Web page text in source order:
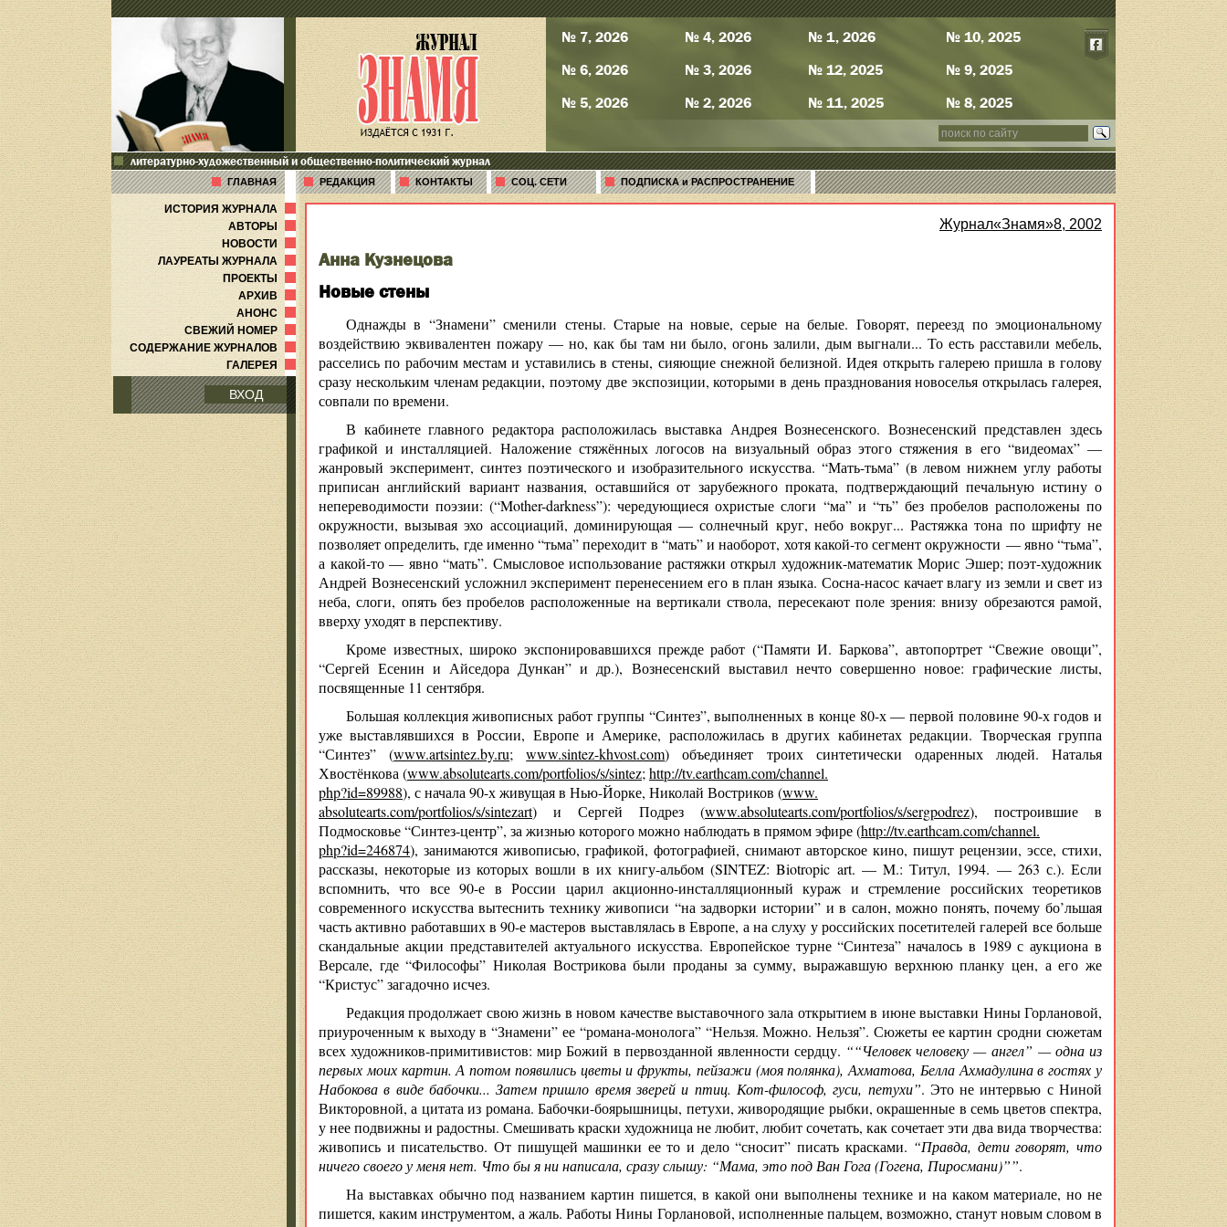
№ 7, 2026
№ 6, 2026
№ 5, 2026
№ 4, 2026
№ 3, 2026
№ 2, 2026
№ 1, 2026
№ 12, 2025
№ 11, 2025
№ 10, 2025
№ 9, 2025
№ 8, 2025
литературно-художественный и общественно-политический журнал
ГЛАВНАЯ РЕДАКЦИЯ КОНТАКТЫ СОЦ. СЕТИ ПОДПИСКА и РАСПРОСТРАНЕНИЕ
ИСТОРИЯ ЖУРНАЛА
АВТОРЫ
НОВОСТИ
ЛАУРЕАТЫ ЖУРНАЛА
ПРОЕКТЫ
АРХИВ
АНОНС
СВЕЖИЙ НОМЕР
СОДЕРЖАНИЕ ЖУРНАЛОВ
ГАЛЕРЕЯ
ВХОД
Журнал«Знамя»8, 2002
Анна Кузнецова
Новые стены
Однажды в “Знамени” сменили стены. Старые на новые, серые на белые. Говорят, переезд по эмоциональному
воздействию эквивалентен пожару — но, как бы там ни было, огонь залили, дым выгнали... То есть расставили мебель,
расселись по рабочим местам и уставились в стены, сияющие снежной белизной. Идея открыть галерею пришла в голову
сразу нескольким членам редакции, поэтому две экспозиции, которыми в день празднования новоселья открылась галерея,
совпали по времени.
В кабинете главного редактора расположилась выставка Андрея Вознесенского. Вознесенский представлен здесь
графикой и инсталляцией. Наложение стяжённых логосов на визуальный образ этого стяжения в его “видеомах” —
жанровый эксперимент, синтез поэтического и изобразительного искусства. “Мать-тьма” (в левом нижнем углу работы
приписан английский вариант названия, оставшийся от зарубежного проката, подтверждающий печальную истину о
непереводимости поэзии: (“Mother-darkness”): чередующиеся охристые слоги “ма” и “ть” без пробелов расположены по
окружности, вызывая эхо ассоциаций, доминирующая — солнечный круг, небо вокруг... Растяжка тона по шрифту не
позволяет определить, где именно “тьма” переходит в “мать” и наоборот, хотя какой-то сегмент окружности — явно “тьма”,
а какой-то — явно “мать”. Смысловое использование растяжки открыл художник-математик Морис Эшер; поэт-художник
Андрей Вознесенский усложнил эксперимент перенесением его в план языка. Сосна-насос качает влагу из земли и свет из
неба, слоги, опять без пробелов расположенные на вертикали ствола, пересекают поле зрения: внизу обрезаются рамой,
вверху уходят в перспективу.
Кроме известных, широко экспонировавшихся прежде работ (“Памяти И. Баркова”, автопортрет “Свежие овощи”,
“Сергей Есенин и Айседора Дункан” и др.), Вознесенский выставил нечто совершенно новое: графические листы,
посвященные 11 сентября.
Большая коллекция живописных работ группы “Синтез”, выполненных в конце 80-х — первой половине 90-х годов и
уже выставлявшихся в России, Европе и Америке, расположилась в других кабинетах редакции. Творческая группа
“Синтез” (www.artsintez.by.ru;www.sintez-khvost.com) объединяет троих синтетически одаренных людей. Наталья
Хвостёнкова (www.absolutearts.com/portfolios/s/sintez; http://tv.earthcam.com/channel.
php?id=89988), с начала 90-х живущая в Нью-Йорке, Николай Востриков (www.
absolutearts.com/portfolios/s/sintezart) и Сергей Подрез (www.absolutearts.com/portfolios/s/sergpodrez), построившие в
Подмосковье “Синтез-центр”, за жизнью которого можно наблюдать в прямом эфире (http://tv.earthcam.com/channel.
php?id=246874), занимаются живописью, графикой, фотографией, снимают авторское кино, пишут рецензии, эссе, стихи,
рассказы, некоторые из которых вошли в их книгу-альбом (SINTEZ: Biotropic art. — M.: Титул, 1994. — 263 с.). Если
вспомнить, что все 90-е в России царил акционно-инсталляционный кураж и стремление российских теоретиков
современного искусства вытеснить технику живописи “на задворки истории” и в салон, можно понять, почему бо’льшая
часть активно работавших в 90-е мастеров выставлялась в Европе, а на слуху у российских посетителей галерей все больше
скандальные акции представителей актуального искусства. Европейское турне “Синтеза” началось в 1989 с аукциона в
Версале, где “Философы” Николая Вострикова были проданы за сумму, выражавшую верхнюю планку цен, а его же
“Кристус” загадочно исчез.
Редакция продолжает свою жизнь в новом качестве выставочного зала открытием в июне выставки Нины Горлановой,
приуроченным к выходу в “Знамени” ее “романа-монолога” “Нельзя. Можно. Нельзя”. Сюжеты ее картин сродни сюжетам
всех художников-примитивистов: мир Божий в первозданной явленности сердцу. ““Человек человеку — ангел” — одна из
первых моих картин. А потом появились цветы и фрукты, пейзажи (моя полянка), Ахматова, Белла Ахмадулина в гостях у
Набокова в виде бабочки... Затем пришло время зверей и птиц. Кот-философ, гуси, петухи”. Это не интервью с Ниной
Викторовной, а цитата из романа. Бабочки-боярышницы, петухи, живородящие рыбки, окрашенные в семь цветов спектра,
у нее подвижны и радостны. Смешивать краски художница не любит, любит сочетать, как сочетает эти два вида творчества:
живопись и писательство. От пишущей машинки ее то и дело “сносит” писать красками. “Правда, дети говорят, что
ничего своего у меня нет. Что бы я ни написала, сразу слышу: “Мама, это под Ван Гога (Гогена, Пиросмани)””.
На выставках обычно под названием картин пишется, в какой они выполнены технике и на каком материале, но не
пишется, каким инструментом, а жаль. Работы Нины Горлановой, исполненные пальцем, возможно, станут новым словом в